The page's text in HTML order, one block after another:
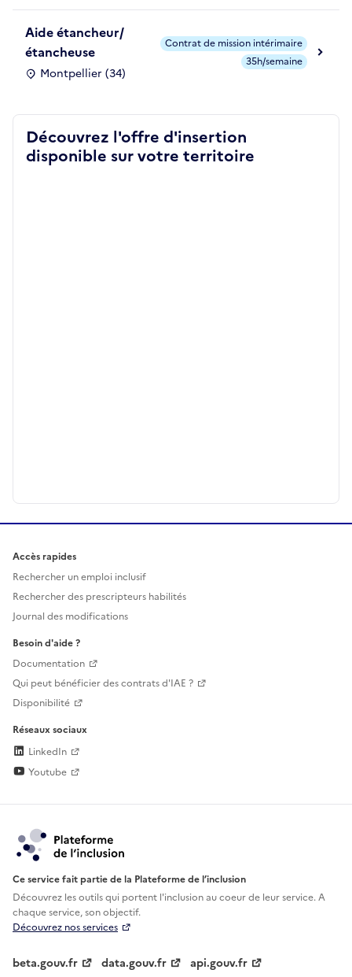
Aide étancheur/
étancheuse
Montpellier (34)
Contrat de mission intérimaire
35h/semaine
Découvrez l'offre d'insertion
disponible sur votre territoire
Accès rapides
Rechercher un emploi inclusif
Rechercher des prescripteurs habilités
Journal des modifications
Besoin d'aide ?
Documentation
Qui peut bénéficier des contrats d'IAE ?
Disponibilité
Réseaux sociaux
LinkedIn
Youtube
Ce service fait partie de la Plateforme de l’inclusion
Découvrez les outils qui portent l'inclusion aucoeur de leur service. A
chaque service, son objectif.
Découvrez nos services
beta.gouv.fr data.gouv.fr api.gouv.fr